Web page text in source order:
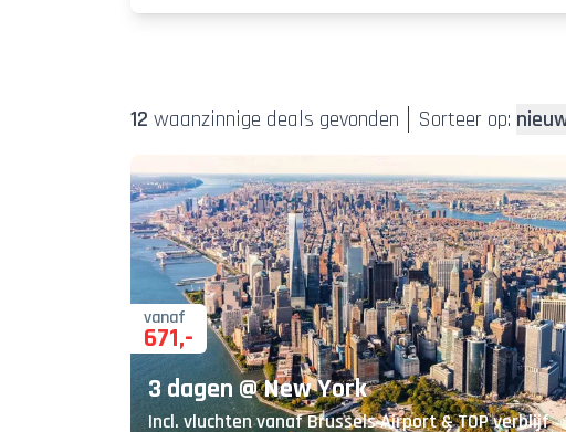
12 waanzinnige deals gevonden Sorteer op:
vanaf
671,-
3 dagen @ New York
Incl. vluchten vanaf Brussels Airport & TOP verblijf